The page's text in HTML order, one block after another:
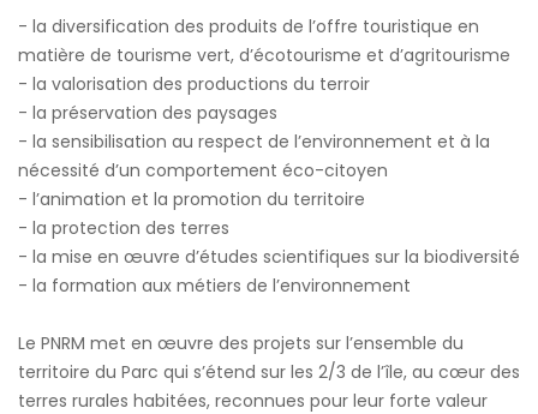
- la diversification des produits de l’offre touristique en
matière de tourisme vert, d’écotourisme et d’agritourisme
- la valorisation des productions du terroir
- la préservation des paysages
- la sensibilisation au respect de l’environnement et à la
nécessité d’un comportement éco-citoyen
- l’animation et la promotion du territoire
- la protection des terres
- la mise en œuvre d’études scientifiques sur la biodiversité
- la formation aux métiers de l’environnement
Le PNRM met en œuvre des projets sur l’ensemble du
territoire du Parc qui s’étend sur les 2/3 de l’île, au cœur des
terres rurales habitées, reconnues pour leur forte valeur